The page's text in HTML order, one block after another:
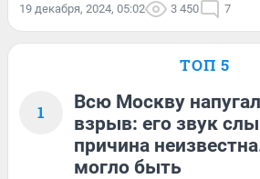
19 декабря, 2024, 05:02 3 450 7
ТОП 5
1
Всю Москву
взрыв: его звук
причина
могло быть